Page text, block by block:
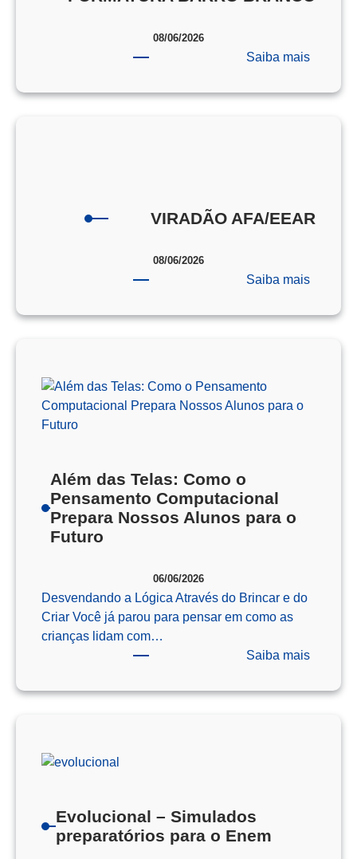
08/06/2026
Saiba mais:
BARRO
VIRADÃO AFA/EEAR
08/06/2026
Saiba mais:
AFA/
Além das Telas: Como o
Pensamento Computacional
Prepara Nossos Alunos para o
Futuro
06/06/2026
Desvendando a Lógica Através do Brincar e do
Criar Você já parou para pensar em como as
crianças lidam com…
Saiba mais:
das
Evolucional – Simulados
preparatórios para o Enem